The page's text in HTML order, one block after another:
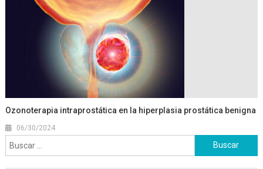
Ozonoterapia intraprostática en la hiperplasia prostática benigna
06/30/2024
Buscar: